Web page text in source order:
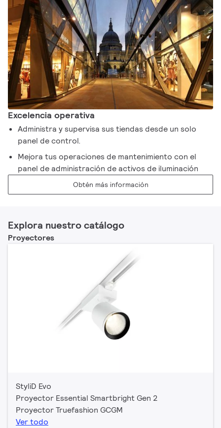
Excelencia operativa
Administra y supervisa sus tiendas desde un solo
panel de control. ​
Mejora tus operaciones de mantenimiento con el
panel de administración de activos de iluminación
Obtén más información
Explora nuestro catálogo
Proyectores
StyliD Evo
Proyector Essential Smartbright Gen 2
Proyector Truefashion GCGM
Ver todo